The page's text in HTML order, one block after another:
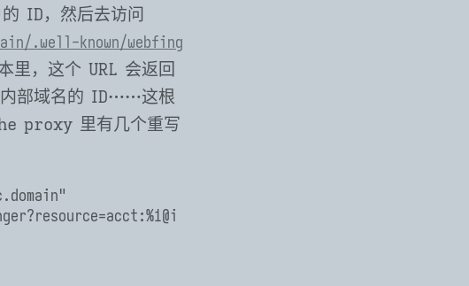
ID，然后去访问
.well-known/webfing
里，这个 URL 会返回
内部域名的 ID⋯⋯这根
proxy 里有几个重写
1@i